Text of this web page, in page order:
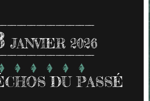
JANVIER 2026
DU PASSÉ